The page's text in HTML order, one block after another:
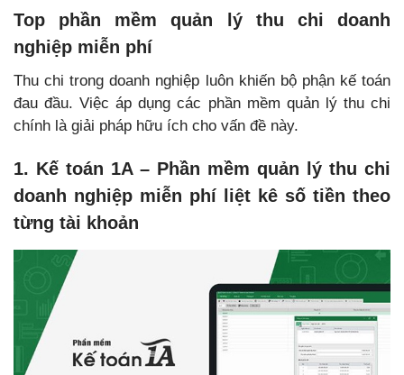
Top phần mềm quản lý thu chi doanh
nghiệp miễn phí
Thu chi trong doanh nghiệp luôn khiến bộ phận kế toán
đau đầu. Việc áp dụng các phần mềm quản lý thu chi
chính là giải pháp hữu ích cho vấn đề này.
1. Kế toán 1A – Phần mềm quản lý thu chi
doanh nghiệp miễn phí liệt kê số tiền theo
từng tài khoản